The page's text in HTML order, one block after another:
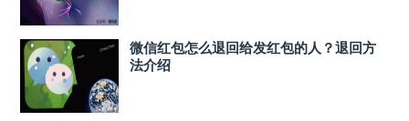
微信红包怎么退回给发红包的人？退回方
法介绍